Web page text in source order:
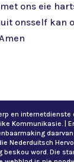
ons eie
onsself kan
en internetdienste
Kommunikasie. |
Nederduitsch
beskou word. Die